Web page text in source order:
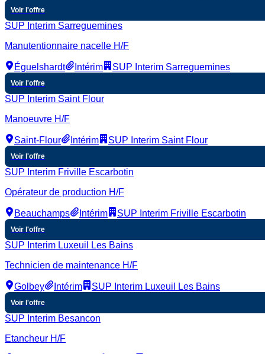
Voir l'offre
SUP Interim Sarreguemines
Manutentionnaire nacelle H/F
Éguelshardt Intérim SUP Interim Sarreguemines
Voir l'offre
SUP Interim Saint Flour
Manoeuvre H/F
Saint-Flour Intérim SUP Interim Saint Flour
Voir l'offre
SUP Interim Friville Escarbotin
Opérateur de production H/F
Beauchamps Intérim SUP Interim Friville Escarbotin
Voir l'offre
SUP Interim Luxeuil Les Bains
Technicien de maintenance H/F
Golbey Intérim SUP Interim Luxeuil Les Bains
Voir l'offre
SUP Interim Besancon
Etancheur H/F